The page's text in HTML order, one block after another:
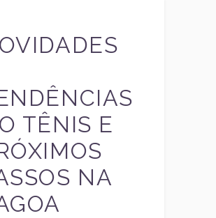
TÊNIS E
NA